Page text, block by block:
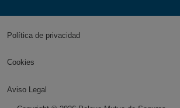
Política de privacidad
Cookies
Aviso Legal